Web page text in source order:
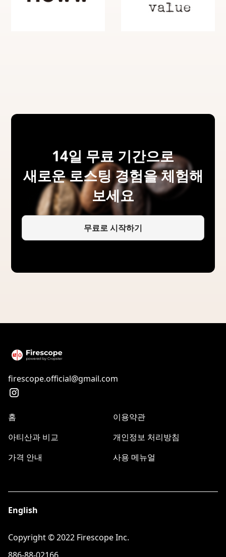
14일 무료 기간으로
새로운 로스팅 경험을 체험해
보세요
무료로 시작하기
firescope.official@gmail.com
홈
아티산과 비교
가격 안내
이용약관
개인정보 처리방침
사용 메뉴얼
Copyright © 2022 Firescope Inc.
English